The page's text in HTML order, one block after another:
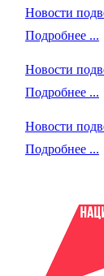
Новости
Подробнее ...
Новости
Подробнее ...
Новости
Подробнее ...